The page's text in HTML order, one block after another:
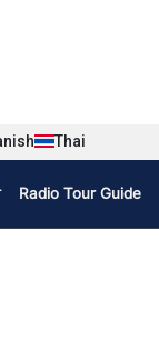
Thai
Radio Tour Guide